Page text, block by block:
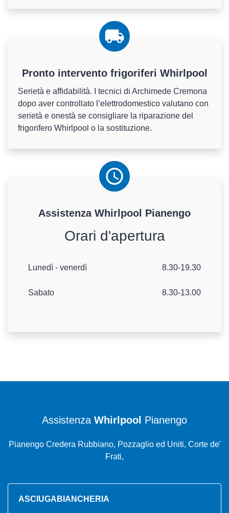
Pronto intervento frigoriferi Whirlpool
Serietà e affidabilità. I tecnici di Archimede Cremona
dopo aver controllato l’elettrodomestico valutano con
serietà e onestà se consigliare la riparazione del
frigorifero Whirlpool o la sostituzione.
Assistenza Whirlpool Pianengo
Orari d'apertura
Lunedì - venerdì 8.30-19.30
Sabato 8.30-13.00
Assistenza Whirlpool Pianengo
Pianengo Credera Rubbiano, Pozzaglio ed Uniti, Corte de'
Frati,
ASCIUGABIANCHERIA